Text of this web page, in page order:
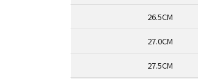
26.5CM
27.0CM
27.5CM